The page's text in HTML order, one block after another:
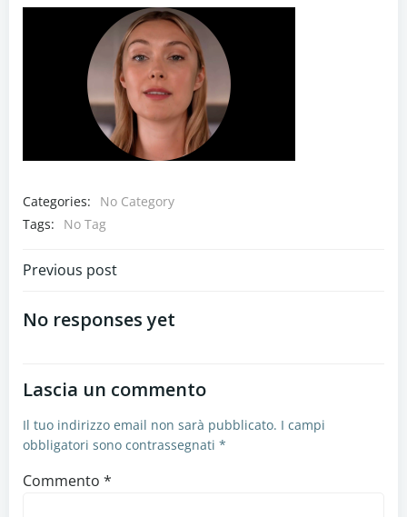
Categories:
No Category
Tags:
No Tag
Navigazione
articoli
Previous post
No responses yet
Lascia un commento
Il tuo indirizzo email non sarà pubblicato. I campi
obbligatori sono contrassegnati *
Commento *